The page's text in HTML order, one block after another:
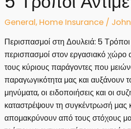
General, Home Insurance/
Περισπασμοί στη Δουλειά: 5
περισπασμοί στον εργασιακό χώρο
τους κύριους παράγοντες που
παραγωγικότητα μας και αυξάνουν
μηνύματα, οι ειδοποιήσεις και οι
καταστρέψουν τη συγκέντρωσή μας
απομακρύνουν από τους στόχους